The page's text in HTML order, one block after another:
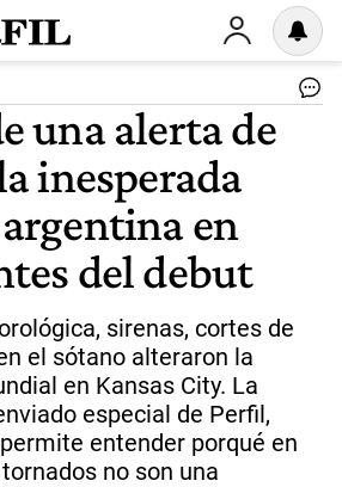
una alerta de
inesperada
en
del debut
sirenas, cortes de
el sótano alteraron la
en Kansas City. La
especial de Perfil,
entender porqué en
no son una